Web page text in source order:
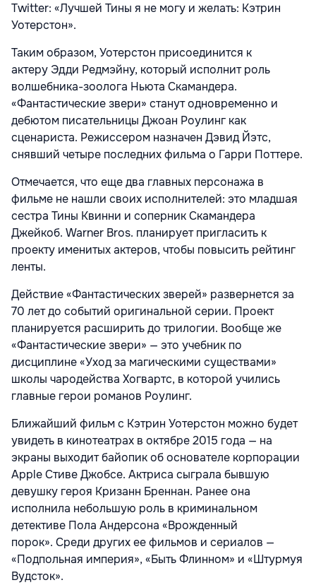
Twitter: «Лучшей Тины я не могу и желать: Кэтрин
Уотерстон».
Таким образом, Уотерстон присоединится к
актеру Эдди Редмэйну, который исполнит роль
волшебника-зоолога Ньюта Скамандера.
«Фантастические звери» станут одновременно и
дебютом писательницы Джоан Роулинг как
сценариста. Режиссером назначен Дэвид Йэтс,
снявший четыре последних фильма о Гарри Поттере.
Отмечается, что еще два главных персонажа в
фильме не нашли своих исполнителей: это младшая
сестра Тины Квинни и соперник Скамандера
Джейкоб. Warner Bros. планирует пригласить к
проекту именитых актеров, чтобы повысить рейтинг
ленты.
Действие «Фантастических зверей» развернется за
70 лет до событий оригинальной серии. Проект
планируется расширить до трилогии. Вообще же
«Фантастические звери» — это учебник по
дисциплине «Уход за магическими существами»
школы чародейства Хогвартс, в которой учились
главные герои романов Роулинг.
Ближайший фильм с Кэтрин Уотерстон можно будет
увидеть в кинотеатрах в октябре 2015 года — на
экраны выходит байопик об основателе корпорации
Apple Стиве Джобсе. Актриса сыграла бывшую
девушку героя Кризанн Бреннан. Ранее она
исполнила небольшую роль в криминальном
детективе Пола Андерсона «Врожденный
порок». Среди других ее фильмов и сериалов —
«Подпольная империя», «Быть Флинном» и «Штурмуя
Вудсток».